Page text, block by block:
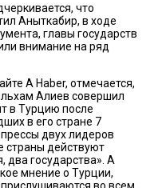
что
Аныткабир, в ходе
главы государств
внимание на ряд
A Haber, отмечается,
Алиев совершил
в Турцию после
в его стране 7
двух лидеров
страны действуют
два государства». А
мнение о Турции,
во всем